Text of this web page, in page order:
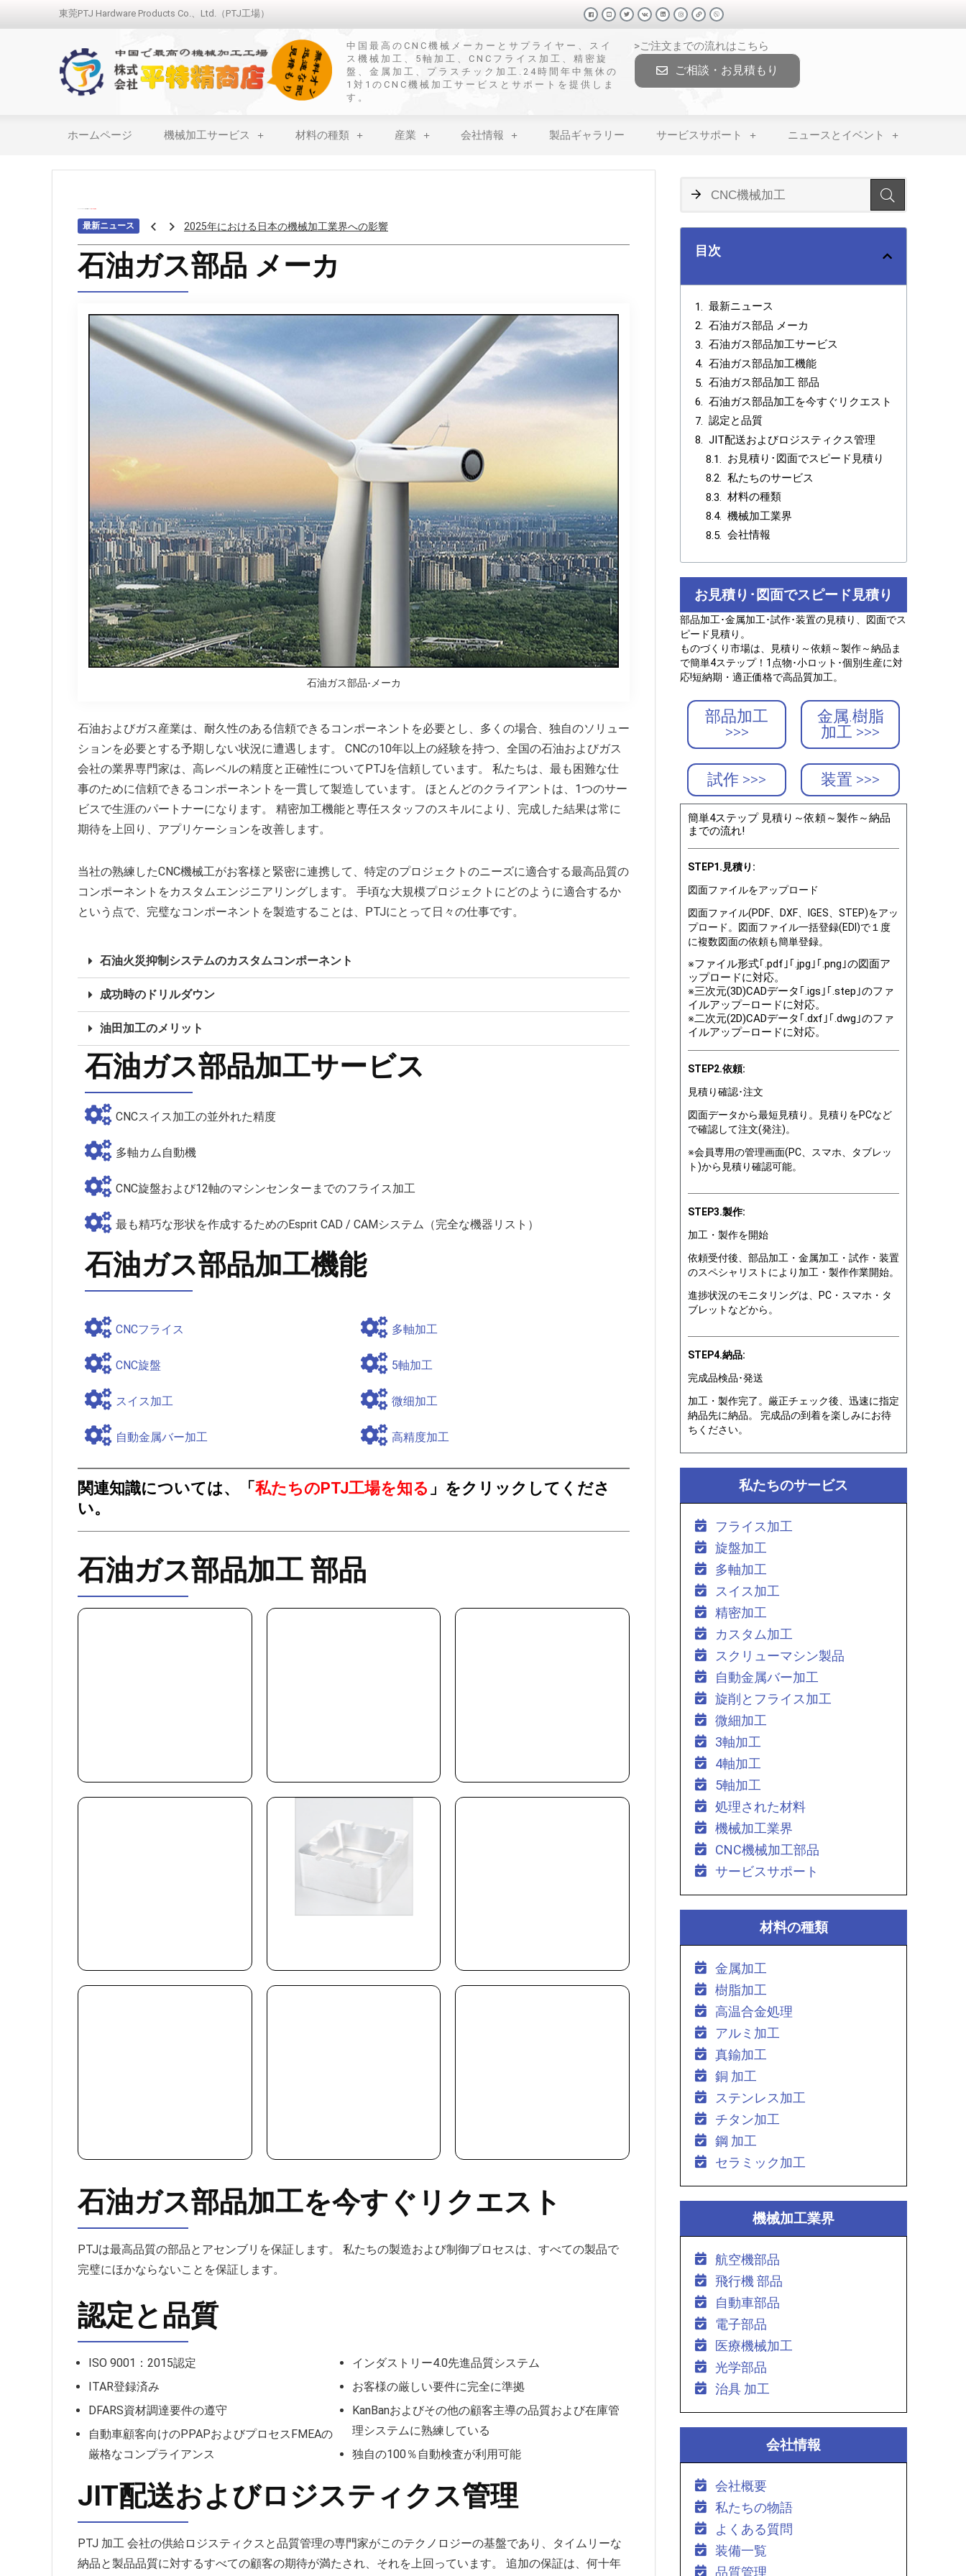
東莞PTJ Hardware Products Co.、Ltd.（PTJ工場）
中国最高のCNC機械メーカーとサプライヤー、スイ
ス機械加工、5軸加工、CNCフライス加工、精密旋
盤、金属加工、プラスチック加工.24時間年中無休の
1対1のCNC機械加工サービスとサポートを提供しま
す。
>ご注文までの流れはこちら
ご相談・お見積もり
ホームページ 機械加工サービス 材料の種類 産業 会社情報 製品ギャラリー サービスサポート ニュースとイベント
最新ニュース
アロジンコーティング：欠かせない表面処理技術
アームス ブロンズ
紫外線 塗料
重金属トップ10のランキング：特性、影響、利用法
ステンレス鋼の切削における加工硬化を防ぐ方法
へら 絞り 加工 と は
チタン鋳造とは: プロセス、用途、温度、価格
プロトタイプ射出成形: 究極のガイド
LEDライト部品 ダイカストサービス
カスタムメカニカルキーボードはなぜ人気なのか？
CNC加工サービスによるCCTV機器アクセサリー不足の解消
カスタムバイクのパーツを近くで入手する方法
複雑な部品の精密加工時の注意点
CNC機械加工会社とは？
2022年 中国におけるCNC工作機械の開発動向
アルミニウム高速加工ガイドの決定版
CNC加工用工具と送り装置の選び方
CNC機械加工部品の材料選択時の考慮点
2025年における日本の機械加工業界への影響
石油ガス部品 メーカ
石油ガス部品-メーカ
石油およびガス産業は、耐久性のある信頼できるコンポーネントを必要とし、多くの場合、独自のソリュー
ションを必要とする予期しない状況に遭遇します。 CNCの10年以上の経験を持つ、全国の石油およびガス
会社の業界専門家は、高レベルの精度と正確性についてPTJを信頼しています。 私たちは、最も困難な仕
事のために信頼できるコンポーネントを一貫して製造しています。 ほとんどのクライアントは、1つのサー
ビスで生涯のパートナーになります。 精密加工機能と専任スタッフのスキルにより、完成した結果は常に
期待を上回り、アプリケーションを改善します。
当社の熟練したCNC機械工がお客様と緊密に連携して、特定のプロジェクトのニーズに適合する最高品質の
コンポーネントをカスタムエンジニアリングします。 手頃な大規模プロジェクトにどのように適合するか
という点で、完璧なコンポーネントを製造することは、PTJにとって日々の仕事です。
石油火災抑制システムのカスタムコンポーネント
成功時のドリルダウン
油田加工のメリット
石油ガス部品加工サービス
CNCスイス加工の並外れた精度
多軸カム自動機
CNC旋盤および12軸のマシンセンターまでのフライス加工
最も精巧な形状を作成するためのEsprit CAD / CAMシステム（完全な機器リスト）
石油ガス部品加工機能
CNCフライス
CNC旋盤
スイス加工
自動金属バー加工
多軸加工
5軸加工
微细加工
高精度加工
関連知識については、「 私たちのPTJ工場を知る 」をクリックしてくださ
い。
石油ガス部品加工 部品
石油ガス部品加工を今すぐリクエスト
PTJは最高品質の部品とアセンブリを保証します。 私たちの製造および制御プロセスは、すべての製品で
完璧にほかならないことを保証します。
認定と品質
ISO 9001：2015認定
ITAR登録済み
DFARS資材調達要件の遵守
自動車顧客向けのPPAPおよびプロセスFMEAの
厳格なコンプライアンス
インダストリー4.0先進品質システム
お客様の厳しい要件に完全に準拠
KanBanおよびその他の顧客主導の品質および在庫管
理システムに熟練している
独自の100％自動検査が利用可能
JIT配送およびロジスティクス管理
PTJ 加工 会社の供給ロジスティクスと品質管理の専門家がこのテクノロジーの基盤であり、タイムリーな
納品と製品品質に対するすべての顧客の期待が満たされ、それを上回っています。 追加の保証は、何十年
目次
最新ニュース
石油ガス部品 メーカ
石油ガス部品加工サービス
石油ガス部品加工機能
石油ガス部品加工 部品
石油ガス部品加工を今すぐリクエスト
認定と品質
JIT配送およびロジスティクス管理
お見積り･図面でスピード見積り
私たちのサービス
材料の種類
機械加工業界
会社情報
お見積り･図面でスピード見積り
部品加工･金属加工･試作･装置の見積り、図面でス
ピード見積り。
ものづくり市場は、見積り～依頼～製作～納品ま
で簡単4ステップ！1点物･小ロット･個別生産に対
応!短納期・適正価格で高品質加工。
部品加工
>>>
金属.樹脂
加工 >>>
試作 >>> 装置 >>>
簡単4ステップ 見積り～依頼～製作～納品
までの流れ!
STEP1.見積り:
図面ファイルをアップロード
図面ファイル(PDF、DXF、IGES、STEP)をアッ
プロード。図面ファイル一括登録(EDI)で１度
に複数図面の依頼も簡単登録。
※ファイル形式｢.pdf｣｢.jpg｣｢.png｣の図面ア
ップロードに対応。
※三次元(3D)CADデータ｢.igs｣｢.step｣のファ
イルアップ―ロードに対応。
※二次元(2D)CADデータ｢.dxf｣｢.dwg｣のファ
イルアップ―ロードに対応。
STEP2.依頼:
見積り確認･注文
図面データから最短見積り。見積りをPCなど
で確認して注文(発注)。
※会員専用の管理画面(PC、スマホ、タブレッ
ト)から見積り確認可能。
STEP3.製作:
加工・製作を開始
依頼受付後、部品加工・金属加工・試作・装置
のスペシャリストにより加工・製作作業開始。
進捗状況のモニタリングは、PC・スマホ・タ
ブレットなどから。
STEP4.納品:
完成品検品･発送
加工・製作完了。厳正チェック後、迅速に指定
納品先に納品。 完成品の到着を楽しみにお待
ちください。
私たちのサービス
フライス加工
旋盤加工
多軸加工
スイス加工
精密加工
カスタム加工
スクリューマシン製品
自動金属バー加工
旋削とフライス加工
微細加工
3軸加工
4軸加工
5軸加工
処理された材料
機械加工業界
CNC機械加工部品
サービスサポート
材料の種類
金属加工
樹脂加工
高温合金処理
アルミ加工
真鍮加工
銅 加工
ステンレス加工
チタン加工
鋼 加工
セラミック加工
機械加工業界
航空機部品
飛行機 部品
自動車部品
電子部品
医療機械加工
光学部品
治具 加工
会社情報
会社概要
私たちの物語
よくある質問
装備一覧
品質管理